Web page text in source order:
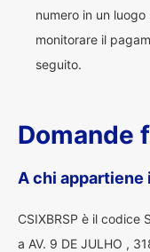
numero in un
monitorare il
seguito.
Domande
A chi appartiene
CSIXBRSP è il codice
a AV. 9 DE JULHO ,